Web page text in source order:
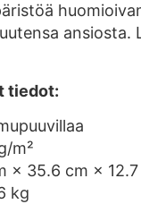
tiedot:
m²
× 35.6 cm ×
kg